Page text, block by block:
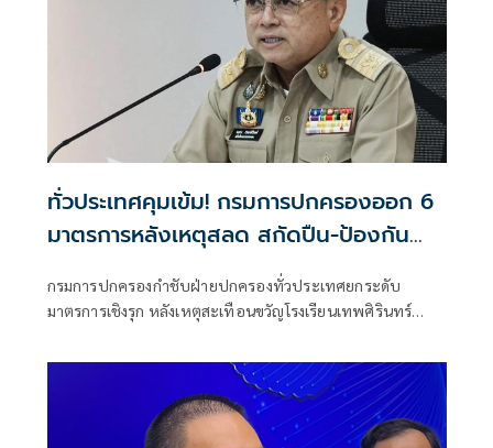
ทั่วประเทศคุมเข้ม! กรมการปกครองออก 6
มาตรการหลังเหตุสลด สกัดปืน-ป้องกัน
กรมการปกครองกำชับฝ่ายปกครองทั่วประเทศยกระดับ
มาตรการเชิงรุก หลังเหตุสะเทือนขวัญโรงเรียนเทพศิรินทร์
จุดสกัด ลาดตระเวนพื้นที่เสี่ยง ยกระดับความปลอดภัยโรงเรียน-
ห้าง พร้อมเฝ้าระวังพฤติกรรมเสี่ยง ป้องกันเหตุซ้ำและการเลียน